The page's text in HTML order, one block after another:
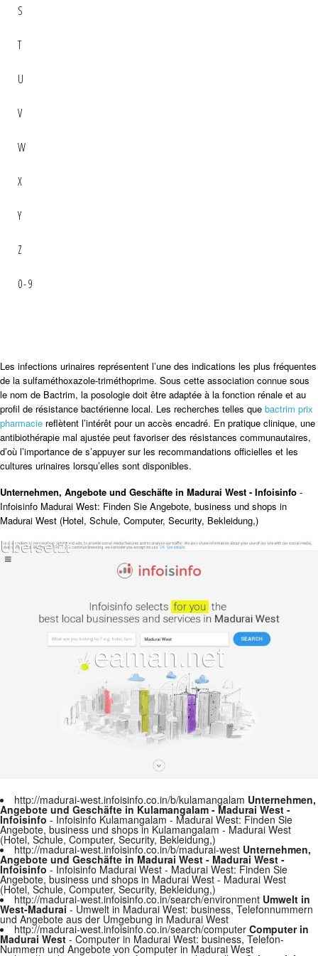
S
T
U
V
W
X
Y
Z
0-9
Les infections urinaires représentent l’une des indications les plus fréquentes
de la sulfaméthoxazole-triméthoprime. Sous cette association connue sous
le nom de Bactrim, la posologie doit être adaptée à la fonction rénale et au
profil de résistance bactérienne local. Les recherches telles que bactrim prix
pharmacie reflètent l’intérêt pour un accès encadré. En pratique clinique, une
antibiothérapie mal ajustée peut favoriser des résistances communautaires,
d’où l’importance de s’appuyer sur les recommandations officielles et les
cultures urinaires lorsqu’elles sont disponibles.
Unternehmen, Angebote und Geschäfte in Madurai West - Infoisinfo -
Infoisinfo Madurai West: Finden Sie Angebote, business und shops in
Madurai West (Hotel, Schule, Computer, Security, Bekleidung,)
http://madurai-west.infoisinfo.co.in/b/kulamangalam Unternehmen,
Angebote und Geschäfte in Kulamangalam - Madurai West -
Infoisinfo - Infoisinfo Kulamangalam - Madurai West: Finden Sie
Angebote, business und shops in Kulamangalam - Madurai West
(Hotel, Schule, Computer, Security, Bekleidung,)
http://madurai-west.infoisinfo.co.in/b/madurai-west Unternehmen,
Angebote und Geschäfte in Madurai West - Madurai West -
Infoisinfo - Infoisinfo Madurai West - Madurai West: Finden Sie
Angebote, business und shops in Madurai West - Madurai West
(Hotel, Schule, Computer, Security, Bekleidung,)
http://madurai-west.infoisinfo.co.in/search/environment Umwelt in
West-Madurai - Umwelt in Madurai West: business, Telefonnummern
und Angebote aus der Umgebung in Madurai West
http://madurai-west.infoisinfo.co.in/search/computer Computer in
Madurai West - Computer in Madurai West: business, Telefon-
Nummern und Angebote von Computer in Madurai West